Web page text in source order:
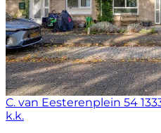
C. van Eesterenplein 54
k.k.